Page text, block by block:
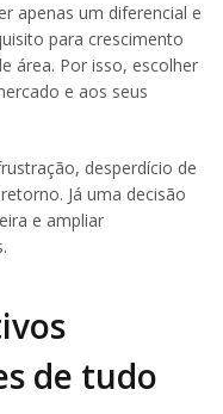
apenas um diferencial e
para crescimento
área. Por isso, escolher
e aos seus
desperdício de
Já uma decisão
e ampliar
de tudo